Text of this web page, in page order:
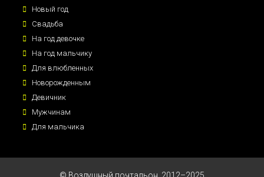
Новый год
Свадьба
На год девочке
На год мальчику
Для влюбленных
Новорожденным
Девичник
Мужчинам
Для мальчика